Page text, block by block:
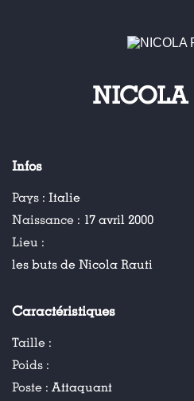
NICOLA
Infos
Pays : Italie
Naissance : 17 avril 2000
Lieu :
les buts de Nicola Rauti
Caractéristiques
Taille :
Poids :
Poste : Attaquant